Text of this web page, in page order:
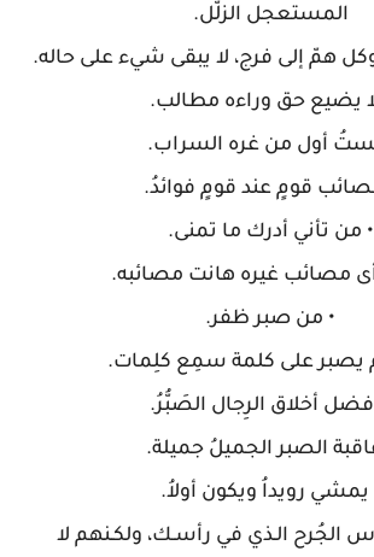
المستعجل الزلّل.
همّ إلى فرج، لا يبقى شيء على حاله.
يضيع حق وراءه مطالب.
أول من غره السراب.
قومٍ عند قومٍ فوائدُ.
• من تأني أدرك ما تمنى.
مصائب غيره هانت مصائبه.
• من صبر ظفر.
يصبر على كلمة سمِع كلِمات.
أخلاق الرِجال الصَبُّرُ.
الصبر الجميلُ جميلة.
يمشي رويداُ ويكون أولاُ.
الجُرح الـذي في رأسـك، ولكـنهم لا